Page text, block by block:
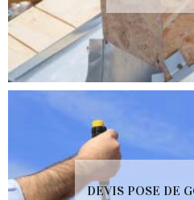
DEVIS POSE DE